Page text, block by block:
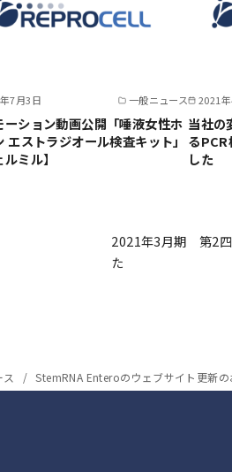
7月3日 一般ニュース
ーション動画公開「唾液女性ホ
エストラジオール検査キット」
ルミル】
2021
当社の
るPCR
した
2021年3月期 第2
た
StemRNA Enteroのウェブサイト更新